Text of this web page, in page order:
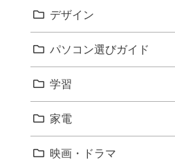
デザイン
パソコン選びガイド
学習
家電
映画・ドラマ